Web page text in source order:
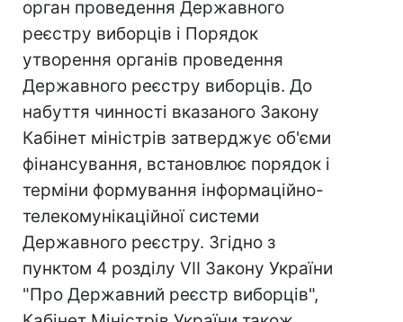
орган проведення Державного
реєстру виборців і Порядок
утворення органів проведення
Державного реєстру виборців. До
набуття чинності вказаного Закону
Кабінет міністрів затверджує об'єми
фінансування, встановлює порядок і
терміни формування інформаційно-
телекомунікаційної системи
Державного реєстру. Згідно з
пунктом 4 розділу VII Закону України
"Про Державний реєстр виборців",